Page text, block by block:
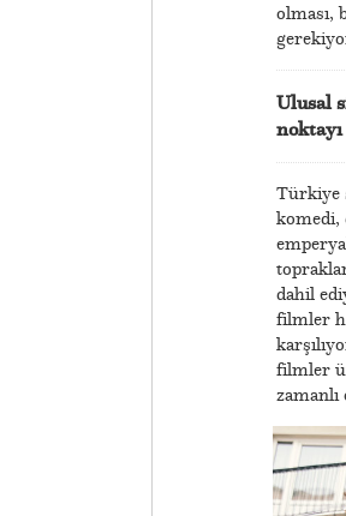
olması,
Ulusal
Türkiye
komedi,
dahil
filmler
filmler